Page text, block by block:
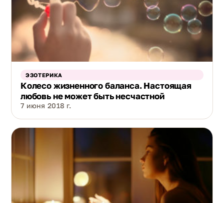
ЭЗОТЕРИКА
Колесо жизненного баланса. Настоящая
любовь не может быть несчастной
7 июня 2018 г.